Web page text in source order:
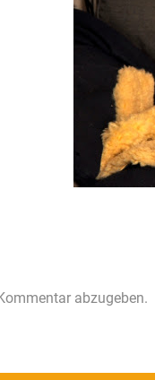
abzugeben.